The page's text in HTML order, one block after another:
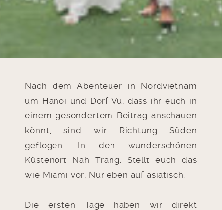
Nach dem Abenteuer in Nordvietnam
um Hanoi und Dorf Vu, dass ihr euch in
einem gesondertem Beitrag anschauen
könnt, sind wir Richtung Süden
geflogen. In den wunderschönen
Küstenort Nah Trang. Stellt euch das
wie Miami vor, Nur eben auf asiatisch.
Die ersten Tage haben wir direkt